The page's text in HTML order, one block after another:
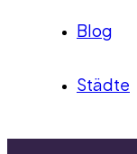
Blog
Städte